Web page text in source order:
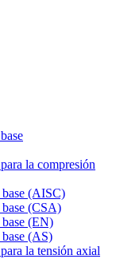
la compresión
base (AISC)
(CSA)
(EN)
(AS)
la tensión axial